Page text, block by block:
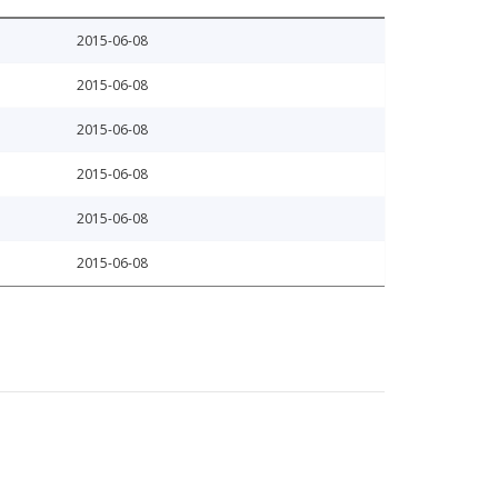
2015-06-08
2015-06-08
2015-06-08
2015-06-08
2015-06-08
2015-06-08